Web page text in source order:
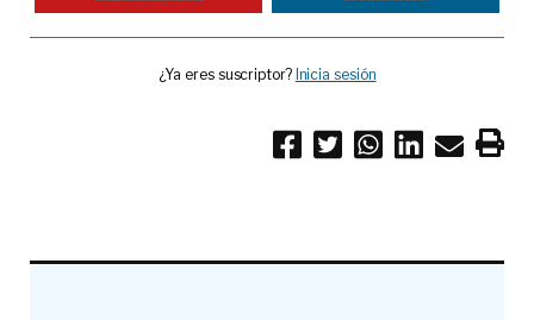
¿Ya eres suscriptor? Inicia sesión